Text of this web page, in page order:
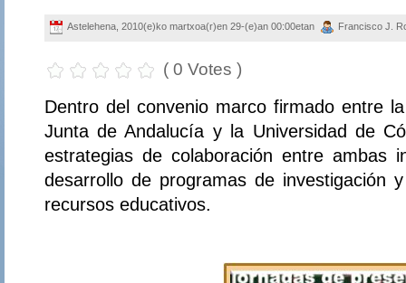
Astelehena, 2010(e)ko martxoa(r)en 29-(e)an 00:00etan Francisco J.
( 0 Votes )
Dentro del convenio marco firmado entre
Junta de Andalucía y la Universidad de
estrategias de colaboración entre ambas
desarrollo de programas de investigación
recursos educativos.